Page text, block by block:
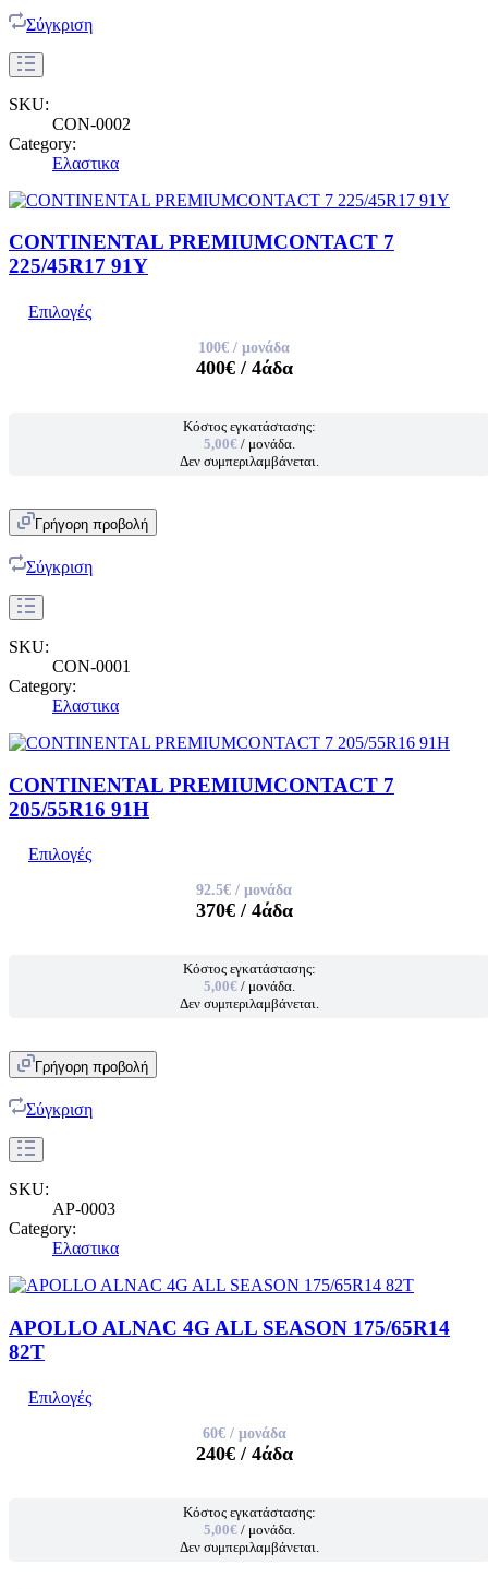
Σύγκριση
SKU:
CON-0002
Category:
Ελαστικα
CONTINENTAL PREMIUMCONTACT 7
225/45R17 91Y
Επιλογές
100€ / μονάδα
400€/ 4άδα
Κόστος εγκατάστασης:
5,00€ / μονάδα.
Δεν συμπεριλαμβάνεται.
Γρήγορη προβολή
Σύγκριση
SKU:
CON-0001
Category:
Ελαστικα
CONTINENTAL PREMIUMCONTACT 7
205/55R16 91H
Επιλογές
92.5€ / μονάδα
370€/ 4άδα
Κόστος εγκατάστασης:
5,00€ / μονάδα.
Δεν συμπεριλαμβάνεται.
Γρήγορη προβολή
Σύγκριση
SKU:
AP-0003
Category:
Ελαστικα
APOLLO ALNAC 4G ALL SEASON 175/65R14
82T
Επιλογές
60€/ μονάδα
240€/ 4άδα
Κόστος εγκατάστασης:
5,00€ / μονάδα.
Δεν συμπεριλαμβάνεται.